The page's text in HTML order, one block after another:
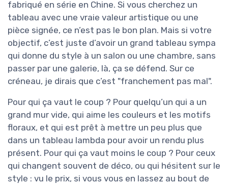
fabriqué en série en Chine. Si vous cherchez un
tableau avec une vraie valeur artistique ou une
pièce signée, ce n’est pas le bon plan. Mais si votre
objectif, c’est juste d’avoir un grand tableau sympa
qui donne du style à un salon ou une chambre, sans
passer par une galerie, là, ça se défend. Sur ce
créneau, je dirais que c’est "franchement pas mal".
Pour qui ça vaut le coup ? Pour quelqu’un qui a un
grand mur vide, qui aime les couleurs et les motifs
floraux, et qui est prêt à mettre un peu plus que
dans un tableau lambda pour avoir un rendu plus
présent. Pour qui ça vaut moins le coup ? Pour ceux
qui changent souvent de déco, ou qui hésitent sur le
style : vu le prix, si vous vous en lassez au bout de